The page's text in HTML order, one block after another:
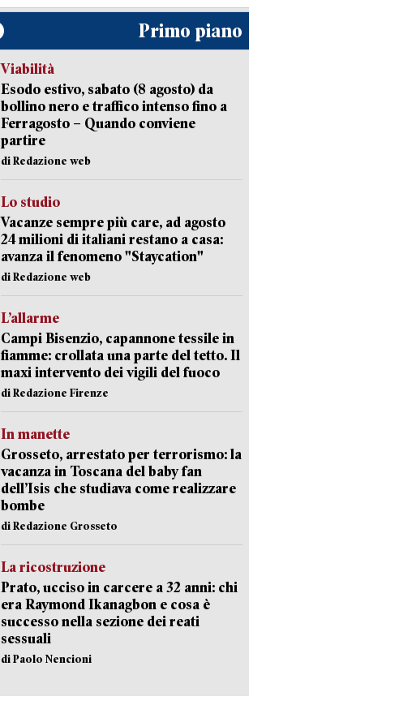
Primo piano
Viabilità
Esodo estivo, sabato (8 agosto) da
bollino nero e traffico intenso fino a
Ferragosto – Quando conviene
partire
di Redazione web
Lo studio
Vacanze sempre più care, ad agosto
24 milioni di italiani restano a casa:
avanza il fenomeno "Staycation"
di Redazione web
L’allarme
Campi Bisenzio, capannone tessile in
fiamme: crollata una parte del tetto. Il
maxi intervento dei vigili del fuoco
di Redazione Firenze
In manette
Grosseto, arrestato per terrorismo: la
vacanza in Toscana del baby fan
dell’Isis che studiava come realizzare
bombe
di Redazione Grosseto
La ricostruzione
Prato, ucciso in carcere a 32 anni: chi
era Raymond Ikanagbon e cosa è
successo nella sezione dei reati
sessuali
di Paolo Nencioni